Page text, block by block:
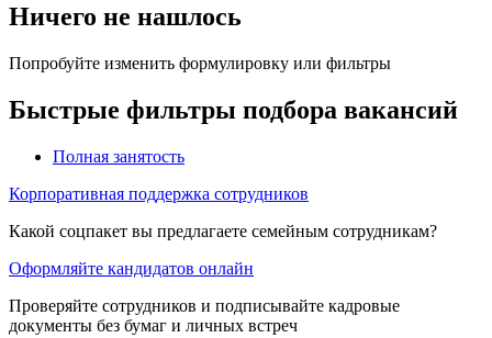
Ничего не нашлось
Попробуйте изменить формулировку или фильтры
Быстрые фильтры подбора вакансий
Полная занятость
Корпоративная поддержка сотрудников
Какой соцпакет вы предлагаете семейным сотрудникам?
Оформляйте кандидатов онлайн
Проверяйте сотрудников и подписывайте кадровые
документы без бумаг и личных встреч